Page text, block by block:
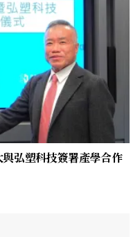
弘塑科技簽署產學合作